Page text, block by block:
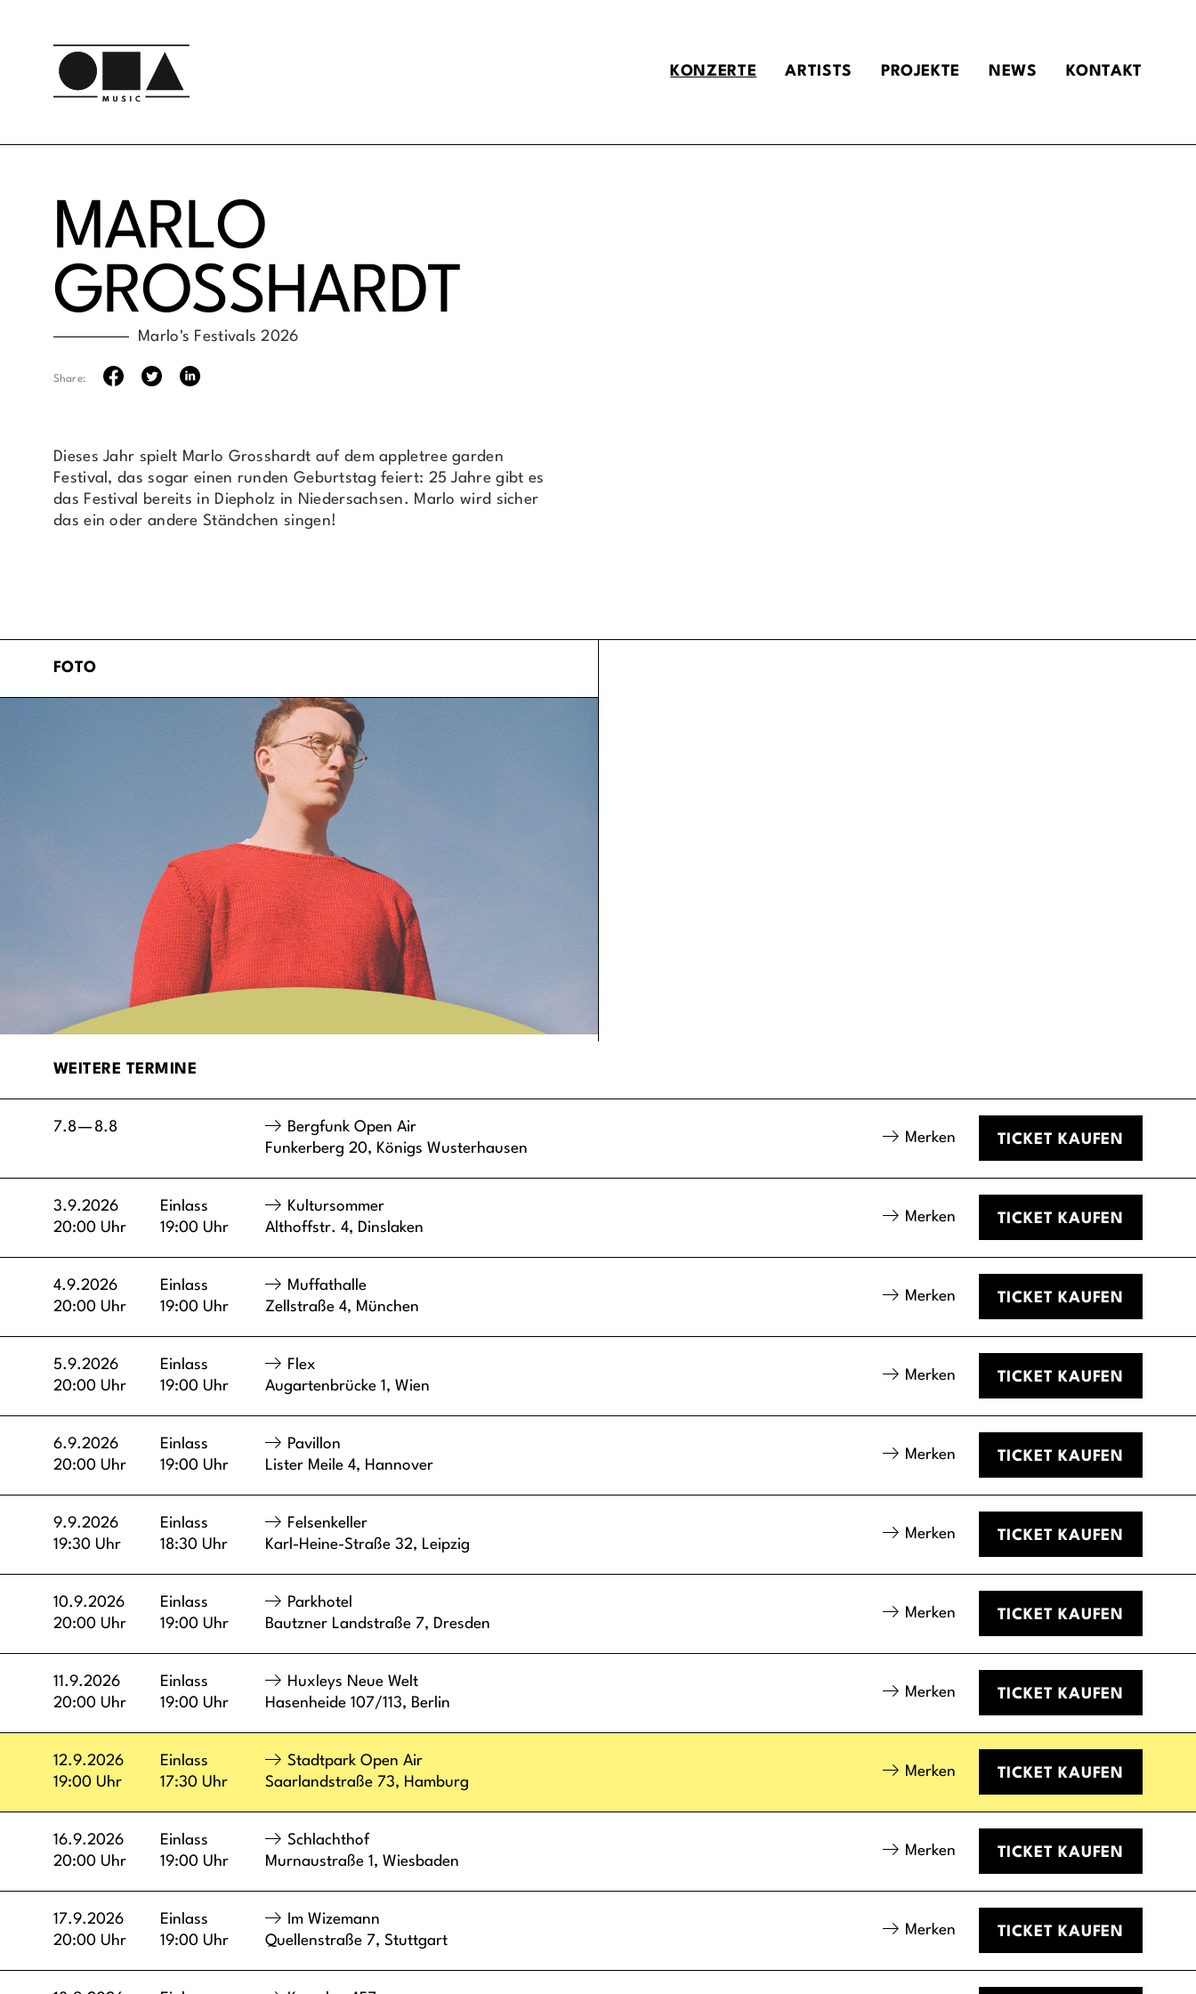
KONZERTE ARTISTS PROJEKTE NEWS KONTAKT
MARLO
GROSSHARDT
Marlo's Festivals 2026
Share:
Dieses Jahr spielt Marlo Grosshardt auf dem appletree garden
Festival, das sogar einen runden Geburtstag feiert: 25 Jahre gibt es
das Festival bereits in Diepholz in Niedersachsen. Marlo wird sicher
das ein oder andere Ständchen singen!
FOTO
WEITERE TERMINE
7.8—8.8
Bergfunk Open Air
Funkerberg 20, Königs Wusterhausen
Merken TICKET KAUFEN
3.9.2026
20:00 Uhr
Einlass
19:00 Uhr
Kultursommer
Althoffstr. 4, Dinslaken
Merken TICKET KAUFEN
4.9.2026
20:00 Uhr
Einlass
19:00 Uhr
Muffathalle
Zellstraße 4, München
Merken TICKET KAUFEN
5.9.2026
20:00 Uhr
Einlass
19:00 Uhr
Flex
Augartenbrücke 1, Wien
Merken TICKET KAUFEN
6.9.2026
20:00 Uhr
Einlass
19:00 Uhr
Pavillon
Lister Meile 4, Hannover
Merken TICKET KAUFEN
9.9.2026
19:30 Uhr
Einlass
18:30 Uhr
Felsenkeller
Karl-Heine-Straße 32, Leipzig
Merken TICKET KAUFEN
10.9.2026
20:00 Uhr
Einlass
19:00 Uhr
Parkhotel
Bautzner Landstraße 7, Dresden
Merken TICKET KAUFEN
11.9.2026
20:00 Uhr
Einlass
19:00 Uhr
Huxleys Neue Welt
Hasenheide 107/113, Berlin
Merken TICKET KAUFEN
12.9.2026
19:00 Uhr
Einlass
17:30 Uhr
Stadtpark Open Air
Saarlandstraße 73, Hamburg
Merken TICKET KAUFEN
16.9.2026
20:00 Uhr
Einlass
19:00 Uhr
Schlachthof
Murnaustraße 1, Wiesbaden
Merken TICKET KAUFEN
17.9.2026
20:00 Uhr
Einlass
19:00 Uhr
Im Wizemann
Quellenstraße 7, Stuttgart
Merken TICKET KAUFEN